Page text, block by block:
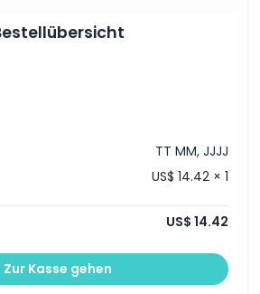
sollten
TT MM, JJJJ
US$ 14.42 × 1
US$ 14.42
Zur Kasse gehen